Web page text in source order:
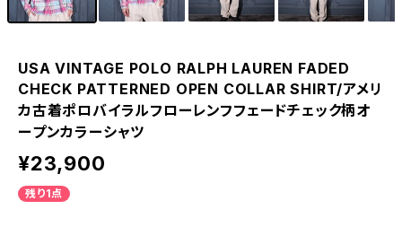
USA VINTAGE POLO RALPH LAUREN FADED
CHECK PATTERNED OPEN COLLAR SHIRT/アメリ
カ古着ポロバイラルフローレンフフェードチェック柄オ
ープンカラーシャツ
¥23,900
残り1点